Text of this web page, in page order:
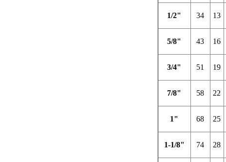
1/2" 34 13
5/8" 43 16
3/4" 51 19
7/8" 58 22
1" 68 25
1-1/8" 74 28